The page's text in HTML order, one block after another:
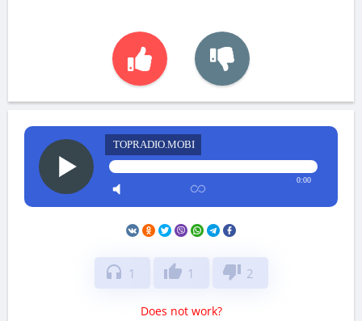
TOPRADIO.MOBI
0:00
headphones 1 thumb_up 1 thumb_down 2
Does not work?